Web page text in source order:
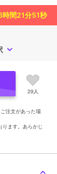
時間21分49秒
29人
注文があった場
ります。あらかじ